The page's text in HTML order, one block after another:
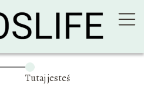
Tutaj jesteś